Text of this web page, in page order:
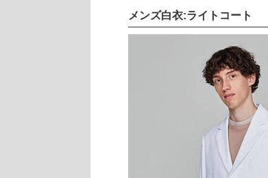
メンズ白衣:ライトコート